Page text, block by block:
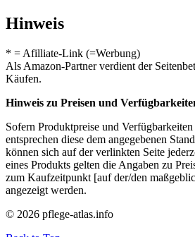
Hinweis
* = Afilliate-Link (=Werbung)
Als Amazon-Partner verdient der
Käufen.
Hinweis zu Preisen und
Sofern Produktpreise und
entsprechen diese dem angegebenen
können sich auf der verlinkten Seite
eines Produkts gelten die Angaben zu
zum Kaufzeitpunkt [auf der/den
angezeigt werden.
© 2026 pflege-atlas.info